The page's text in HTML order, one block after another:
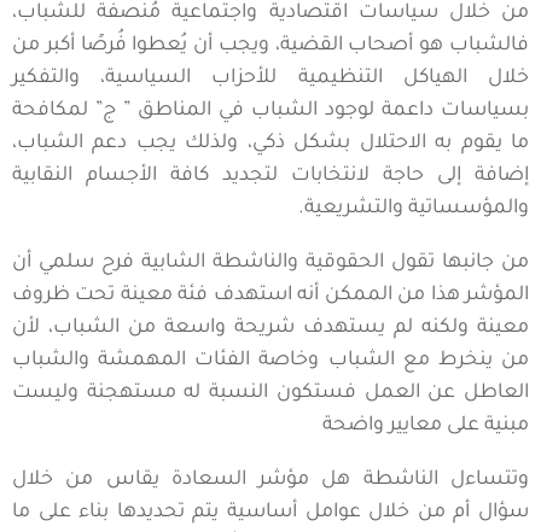
من خلال سياسات اقتصادية واجتماعية مُنصفة للشباب،
فالشباب هو أصحاب القضية، ويجب أن يُعطوا فُرصًا أكبر من
خلال الهياكل التنظيمية للأحزاب السياسية، والتفكير
بسياسات داعمة لوجود الشباب في المناطق ” ج” لمكافحة
ما يقوم به الاحتلال بشكل ذكي، ولذلك يجب دعم الشباب،
إضافة إلى حاجة لانتخابات لتجديد كافة الأجسام النقابية
والمؤسساتية والتشريعية.
من جانبها تقول الحقوقية والناشطة الشابية فرح سلمي أن
المؤشر هذا من الممكن أنه استهدف فئة معينة تحت ظروف
معينة ولكنه لم يستهدف شريحة واسعة من الشباب، لأن
من ينخرط مع الشباب وخاصة الفئات المهمشة والشباب
العاطل عن العمل فستكون النسبة له مستهجنة وليست
مبنية على معايير واضحة
وتتساءل الناشطة هل مؤشر السعادة يقاس من خلال
سؤال أم من خلال عوامل أساسية يتم تحديدها بناء على ما